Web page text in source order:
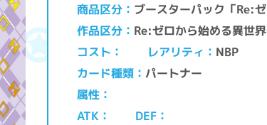
商品区分 ブースターパック「Re:
作品区分 Re:ゼロから始める異世
コスト レアリティ NBP
カード種類 パートナー
属性
ATK DEF